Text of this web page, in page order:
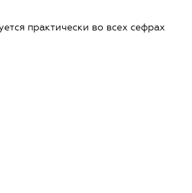
практически во всех сефрах